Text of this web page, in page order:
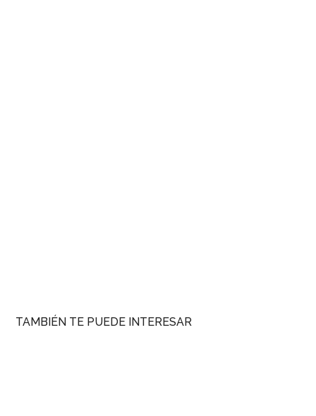
TAMBIÉN TE PUEDE INTERESAR